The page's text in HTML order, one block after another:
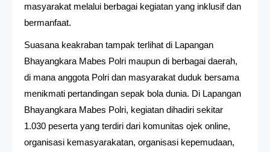
masyarakat melalui berbagai kegiatan yang inklusif dan
bermanfaat.
Suasana keakraban tampak terlihat di Lapangan
Bhayangkara Mabes Polri maupun di berbagai daerah,
di mana anggota Polri dan masyarakat duduk bersama
menikmati pertandingan sepak bola dunia. Di Lapangan
Bhayangkara Mabes Polri, kegiatan dihadiri sekitar
1.030 peserta yang terdiri dari komunitas ojek online,
organisasi kemasyarakatan, organisasi kepemudaan,